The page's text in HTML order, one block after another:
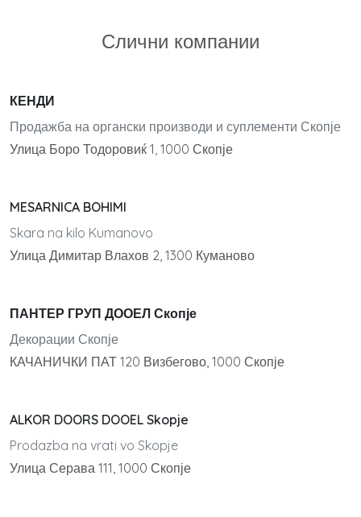
Слични компании
КЕНДИ
Продажба на органски производи и суплементи Скопје
Улица Боро Тодоровиќ 1, 1000 Скопје
MESARNICA BOHIMI
Skara na kilo Kumanovo
Улица Димитар Влахов 2, 1300 Куманово
ПАНТЕР ГРУП ДООЕЛ Скопје
Декорации Скопје
КАЧАНИЧКИ ПАТ 120 Визбегово, 1000 Скопје
ALKOR DOORS DOOEL Skopje
Prodazba na vrati vo Skopje
Улица Серава 111, 1000 Скопје